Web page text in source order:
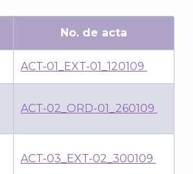
No. de acta
ACT-01_EXT-01_120109
ACT-02_ORD-01_260109
ACT-03_EXT-02_300109